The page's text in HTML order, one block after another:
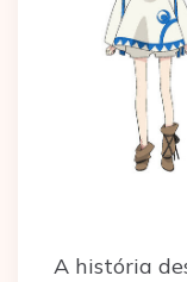
A história